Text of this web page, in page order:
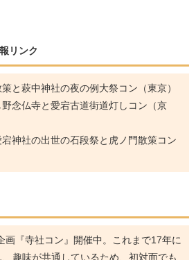
リンク
と萩中神社の夜の例大祭コン（東京）
野念仏寺と愛宕古道街道灯しコン（京
宕神社の出世の石段祭と虎ノ門散策コン
画『寺社コン』開催中。これまで17年に
趣味が共通しているため、初対面でも